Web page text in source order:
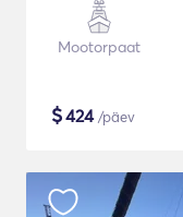
Mootorpaat
$424/päev